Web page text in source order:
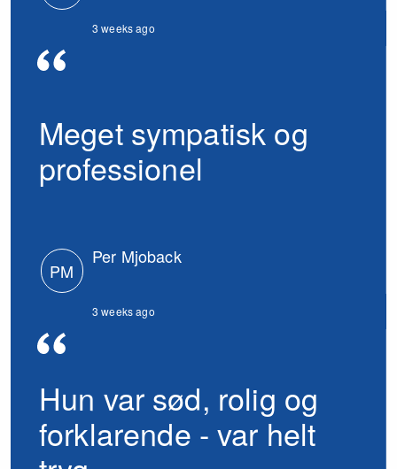
3 weeks ago
Meget sympatisk og
professionel
PM
Per Mjoback
3 weeks ago
Hun var sød, rolig og
forklarende - var helt